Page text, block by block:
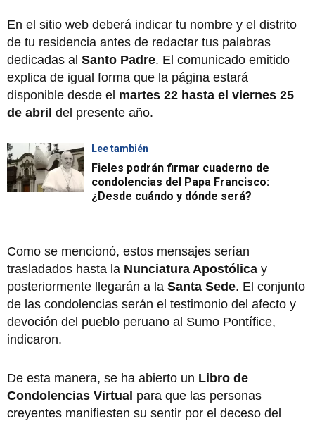
En el sitio web deberá indicar tu nombre y el distrito
de tu residencia antes de redactar tus palabras
dedicadas al Santo Padre. El comunicado emitido
explica de igual forma que la página estará
disponible desde el martes 22 hasta el viernes 25
de abril del presente año.
Lee también
Fieles podrán firmar cuaderno de
condolencias del Papa Francisco:
¿Desde cuándo y dónde será?
Como se mencionó, estos mensajes serían
trasladados hasta la Nunciatura Apostólica y
posteriormente llegarán a la Santa Sede. El conjunto
de las condolencias serán el testimonio del afecto y
devoción del pueblo peruano al Sumo Pontífice,
indicaron.
De esta manera, se ha abierto un Libro de
Condolencias Virtual para que las personas
creyentes manifiesten su sentir por el deceso del